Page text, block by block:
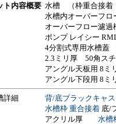
ト内容概要 水槽 （枠重合接着
水槽内オーバーフロ
オーバーフロー濾過
ポンプ レイシー
4分割式専用水槽蓋
2.3ミリ厚 50角ス
アングル天板用 8ミ
アングル下段用 8ミ
詳細
背/底ブラックキャ
水槽枠 重合接着 底/
アクリル厚 水槽